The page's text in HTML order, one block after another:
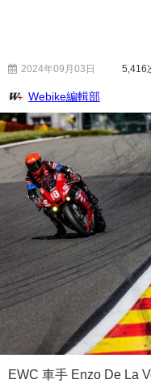
2024年09月03日 5,416
Webike編輯部
EWC 車手 Enzo De La